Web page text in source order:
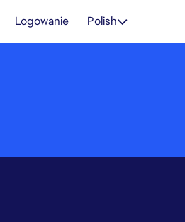
Logowanie Polish